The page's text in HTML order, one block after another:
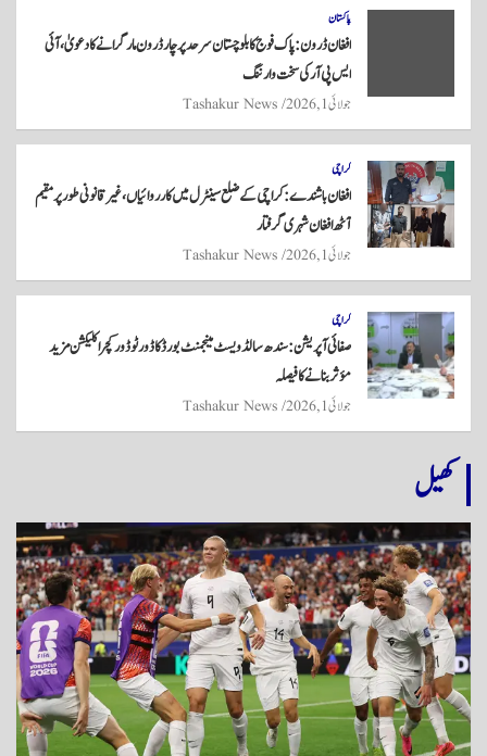
پاکستان
افغان ڈرون: پاک فوج کا بلوچستان سرحد پر چار ڈرون مار گرانے کا دعویٰ، آئی
ایس پی آر کی سخت وارننگ
جولائی 1, 2026 Tashakur News
کراچی
افغان باشندے: کراچی کے ضلع سینٹرل میں کارروائیاں، غیر قانونی طور پر مقیم
آٹھ افغان شہری گرفتار
جولائی 1, 2026 Tashakur News
کراچی
صفائی آپریشن: سندھ سالڈ ویسٹ مینجمنٹ بورڈ کا ڈور ٹو ڈور کچرا کلیکشن مزید
مؤثر بنانے کا فیصلہ
جولائی 1, 2026 Tashakur News
کھیل